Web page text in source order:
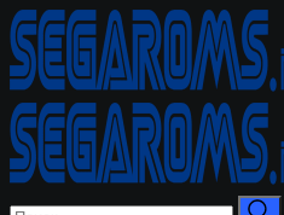
Перейти
к
контенту